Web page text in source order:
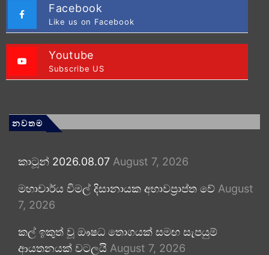
Facebook
Like us on Facebook
Youtube
Subscribe US
නවතම
කාටූන් 2026.08.07 August 7, 2026
මහාචාර්ය විමල් දිසානායක අභාවප්‍රාප්ත වේ August
7, 2026
කල් ඉකුත් වූ ඖෂධ තොගයක් සමඟ සැපයුම්
ආයතනයක් වටලයි August 7, 2026